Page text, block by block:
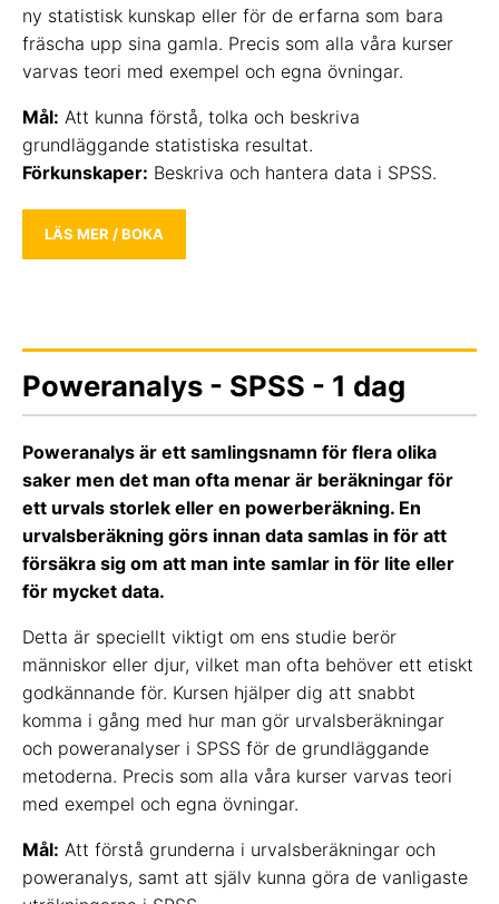
ny statistisk kunskap eller för de erfarna som bara
fräscha upp sina gamla. Precis som alla våra kurser
varvas teori med exempel och egna övningar.
Mål: Att kunna förstå, tolka och beskriva
grundläggande statistiska resultat.
Förkunskaper: Beskriva och hantera data i SPSS.
LÄS MER / BOKA
Poweranalys - SPSS - 1 dag
Poweranalys är ett samlingsnamn för flera olika
saker men det man ofta menar är beräkningar för
ett urvals storlek eller en powerberäkning. En
urvalsberäkning görs innan data samlas in för att
försäkra sig om att man inte samlar in för lite eller
för mycket data.
Detta är speciellt viktigt om ens studie berör
människor eller djur, vilket man ofta behöver ett etiskt
godkännande för. Kursen hjälper dig att snabbt
komma i gång med hur man gör urvalsberäkningar
och poweranalyser i SPSS för de grundläggande
metoderna. Precis som alla våra kurser varvas teori
med exempel och egna övningar.
Mål: Att förstå grunderna i urvalsberäkningar och
poweranalys, samt att själv kunna göra de vanligaste